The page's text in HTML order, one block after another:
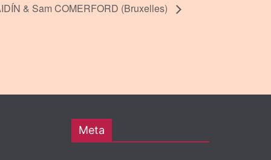
& Sam COMERFORD (Bruxelles)
Meta